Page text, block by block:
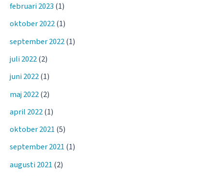
februari 2023 (1)
oktober 2022(1)
september 2022(1)
juli 2022(2)
juni 2022(1)
maj 2022(2)
april 2022(1)
oktober 2021 (5)
september 2021 (1)
augusti 2021 (2)